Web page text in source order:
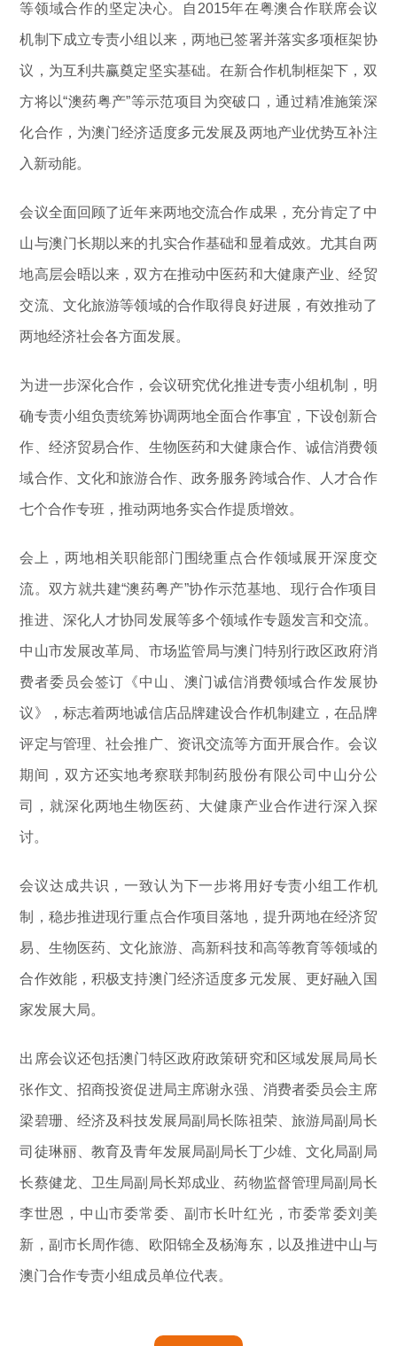
等领域合作的坚定决心。自2015年在粤澳合作联席会议
机制下成立专责小组以来，两地已签署并落实多项框架协
议，为互利共赢奠定坚实基础。在新合作机制框架下，双
方将以“澳药粤产”等示范项目为突破口，通过精准施策深
化合作，为澳门经济适度多元发展及两地产业优势互补注
入新动能。
会议全面回顾了近年来两地交流合作成果，充分肯定了中
山与澳门长期以来的扎实合作基础和显着成效。尤其自两
地高层会晤以来，双方在推动中医药和大健康产业、经贸
交流、文化旅游等领域的合作取得良好进展，有效推动了
两地经济社会各方面发展。
为进一步深化合作，会议研究优化推进专责小组机制，明
确专责小组负责统筹协调两地全面合作事宜，下设创新合
作、经济贸易合作、生物医药和大健康合作、诚信消费领
域合作、文化和旅游合作、政务服务跨域合作、人才合作
七个合作专班，推动两地务实合作提质增效。
会上，两地相关职能部门围绕重点合作领域展开深度交
流。双方就共建“澳药粤产”协作示范基地、现行合作项目
推进、深化人才协同发展等多个领域作专题发言和交流。
中山市发展改革局、市场监管局与澳门特别行政区政府消
费者委员会签订《中山、澳门诚信消费领域合作发展协
议》，标志着两地诚信店品牌建设合作机制建立，在品牌
评定与管理、社会推广、资讯交流等方面开展合作。会议
期间，双方还实地考察联邦制药股份有限公司中山分公
司，就深化两地生物医药、大健康产业合作进行深入探
讨。
会议达成共识，一致认为下一步将用好专责小组工作机
制，稳步推进现行重点合作项目落地，提升两地在经济贸
易、生物医药、文化旅游、高新科技和高等教育等领域的
合作效能，积极支持澳门经济适度多元发展、更好融入国
家发展大局。
出席会议还包括澳门特区政府政策研究和区域发展局局长
张作文、招商投资促进局主席谢永强、消费者委员会主席
梁碧珊、经济及科技发展局副局长陈祖荣、旅游局副局长
司徒琳丽、教育及青年发展局副局长丁少雄、文化局副局
长蔡健龙、卫生局副局长郑成业、药物监督管理局副局长
李世恩，中山市委常委、副市长叶红光，市委常委刘美
新，副市长周作德、欧阳锦全及杨海东，以及推进中山与
澳门合作专责小组成员单位代表。